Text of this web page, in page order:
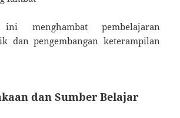
ini menghambat pembelajaran
dan pengembangan keterampilan
dan Sumber Belajar